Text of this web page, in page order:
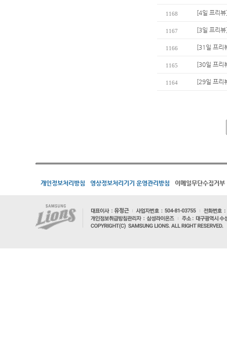
1168 [4일 프리
1167 [3일 프리
1166 [31일 프리
1165 [30일 프리
1164 [29일 프리
개인정보처리방침 영상정보처리기기 운영관리방침 이메일무단수집거부